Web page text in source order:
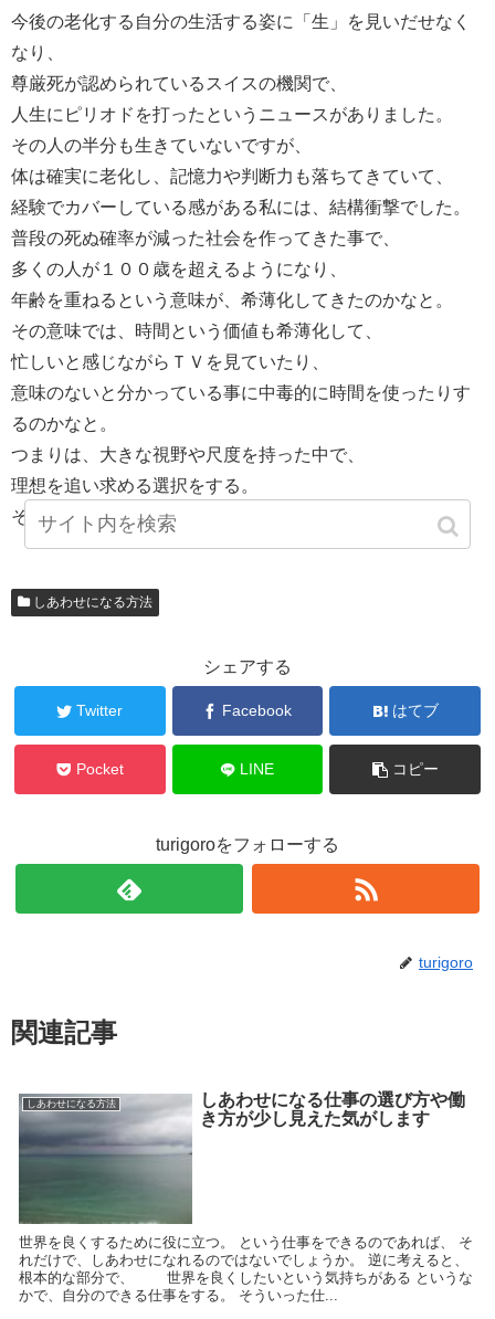
今後の老化する自分の生活する姿に「生」を見いだせなく
なり、
尊厳死が認められているスイスの機関で、
人生にピリオドを打ったというニュースがありました。
その人の半分も生きていないですが、
体は確実に老化し、記憶力や判断力も落ちてきていて、
経験でカバーしている感がある私には、結構衝撃でした。
普段の死ぬ確率が減った社会を作ってきた事で、
多くの人が１００歳を超えるようになり、
年齢を重ねるという意味が、希薄化してきたのかなと。
その意味では、時間という価値も希薄化して、
忙しいと感じながらＴＶを見ていたり、
意味のないと分かっている事に中毒的に時間を使ったりす
るのかなと。
つまりは、大きな視野や尺度を持った中で、
理想を追い求める選択をする。
その姿を子供に背中を見せたいと思うところです。
しあわせになる方法
シェアする
Twitter Facebook はてブ
Pocket LINE コピー
turigoroをフォローする
turigoro
関連記事
しあわせになる方法
しあわせになる仕事の選び方や働
き方が少し見えた気がします
世界を良くするために役に立つ。 という仕事をできるのであれば、 そ
れだけで、しあわせになれるのではないでしょうか。 逆に考えると、
根本的な部分で、 世界を良くしたいという気持ちがある というな
かで、自分のできる仕事をする。 そういった仕...